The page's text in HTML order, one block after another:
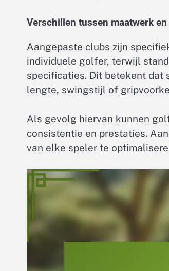
Verschillen tussen maatwerk
Aangepaste clubs zijn
individuele golfer, terwijl
specificaties. Dit betekent dat
lengte, swingstijl of
Als gevolg hiervan kunnen
consistentie en prestaties.
van elke speler te